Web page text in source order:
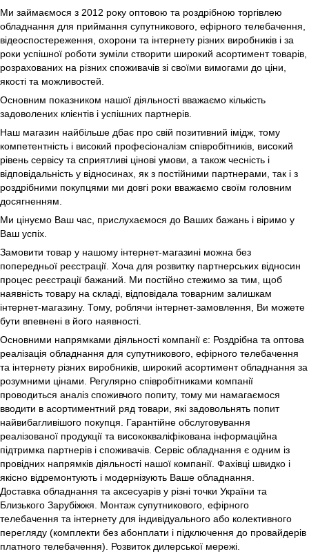
Ми займаємося з 2012 року оптовою та роздрібною торгівлею
обладнання для приймання супутникового, ефірного телебачення,
відеоспостереження, охорони та інтернету різних виробників і за
роки успішної роботи зуміли створити широкий асортимент товарів,
розрахованих на різних споживачів зі своїми вимогами до ціни,
якості та можливостей.
Основним показником нашої діяльності вважаємо кількість
задоволених клієнтів і успішних партнерів.
Наш магазин найбільше дбає про свій позитивний імідж, тому
компетентність і високий професіоналізм співробітників, високий
рівень сервісу та сприятливі цінові умови, а також чесність і
відповідальність у відносинах, як з постійними партнерами, так і з
роздрібними покупцями ми довгі роки вважаємо своїм головним
досягненням.
Ми цінуємо Ваш час, прислухаємося до Ваших бажань і віримо у
Ваш успіх.
Замовити товар у нашому інтернет-магазині можна без
попередньої реєстрації. Хоча для розвитку партнерських відносин
процес реєстрації бажаний. Ми постійно стежимо за тим, щоб
наявність товару на складі, відповідала товарним залишкам
інтернет-магазину. Тому, роблячи інтернет-замовлення, Ви можете
бути впевнені в його наявності.
Основними напрямками діяльності компанії є: Роздрібна та оптова
реалізація обладнання для супутникового, ефірного телебачення
та інтернету різних виробників, широкий асортимент обладнання за
розумними цінами. Регулярно співробітниками компанії
проводиться аналіз споживчого попиту, тому ми намагаємося
вводити в асортиментний ряд товари, які задовольнять попит
найвибагливішого покупця. Гарантійне обслуговування
реалізованої продукції та висококваліфікована інформаційна
підтримка партнерів і споживачів. Сервіс обладнання є одним із
провідних напрямків діяльності нашої компанії. Фахівці швидко і
якісно відремонтують і модернізують Ваше обладнання.
Доставка обладнання та аксесуарів у різні точки України та
Близького Зарубіжжя. Монтаж супутникового, ефірного
телебачення та інтернету для індивідуального або колективного
перегляду (комплекти без абонплати і підключення до провайдерів
платного телебачення). Розвиток дилерської мережі.